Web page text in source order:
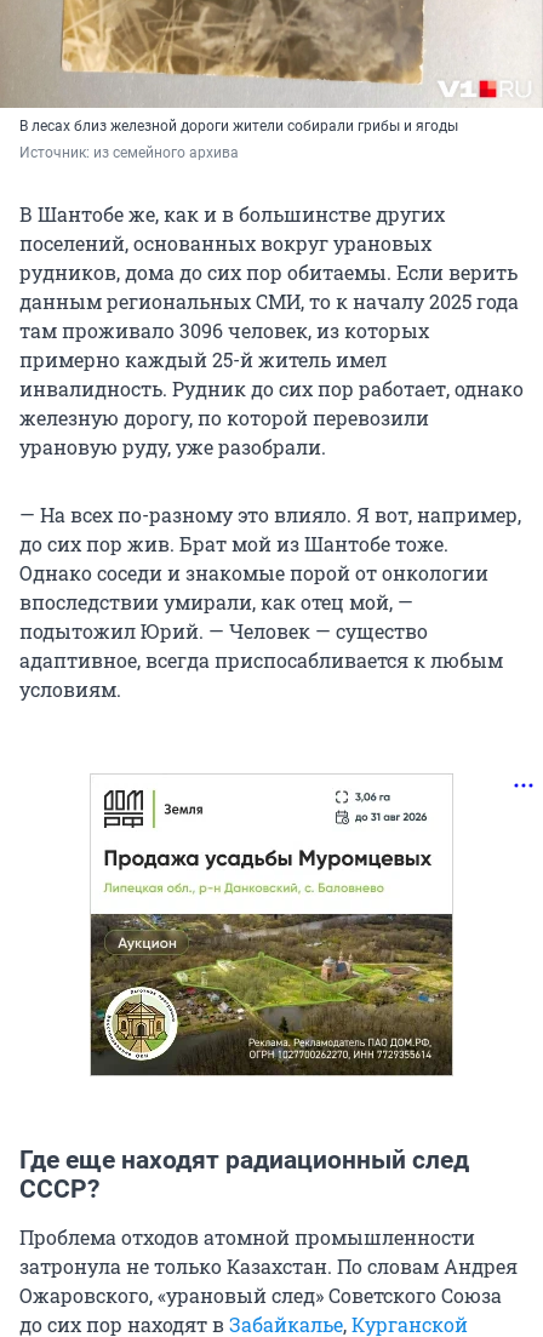
В лесах близ железной дороги жители собирали грибы и ягоды
Источник: из семейного архива
В Шантобе же, как и в большинстве других
поселений, основанных вокруг урановых
рудников, дома до сих пор обитаемы. Если верить
данным региональных СМИ, то к началу 2025 года
там проживало 3096 человек, из которых
примерно каждый 25-й житель имел
инвалидность. Рудник до сих пор работает, однако
железную дорогу, по которой перевозили
урановую руду, уже разобрали.
— На всех по-разному это влияло. Я вот, например,
до сих пор жив. Брат мой из Шантобе тоже.
Однако соседи и знакомые порой от онкологии
впоследствии умирали, как отец мой, —
подытожил Юрий. — Человек — существо
адаптивное, всегда приспосабливается к любым
условиям.
Где еще находят радиационный след
СССР?
Проблема отходов атомной промышленности
затронула не только Казахстан. По словам Андрея
Ожаровского, «урановый след» Советского Союза
до сих пор находят вЗабайкалье,Курганской